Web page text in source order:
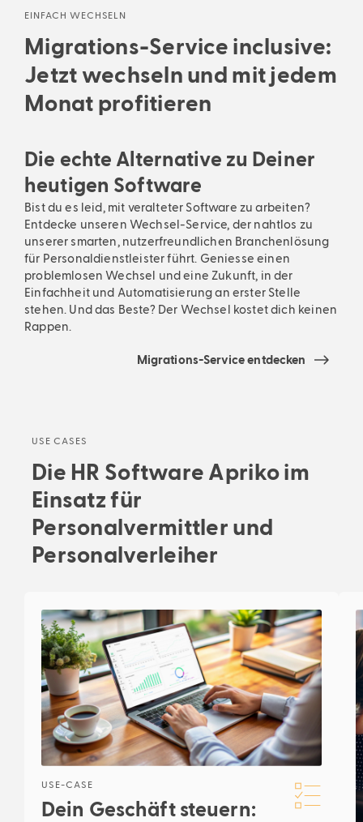
EINFACH WECHSELN
Migrations-Service inclusive:
Jetzt wechseln und mit jedem
Monat profitieren
Die echte Alternative zu Deiner
heutigen Software
Bist du es leid, mit veralteter Software zu arbeiten?
Entdecke unseren Wechsel-Service, der nahtlos zu
unserer smarten, nutzerfreundlichen Branchenlösung
für Personaldienstleister führt. Geniesse einen
problemlosen Wechsel und eine Zukunft, in der
Einfachheit und Automatisierung an erster Stelle
stehen. Und das Beste? Der Wechsel kostet dich keinen
Rappen.
Migrations-Service entdecken
USE CASES
Die HR Software Apriko im
Einsatz für
Personalvermittler und
Personalverleiher
USE-CASE
Dein Geschäft steuern: